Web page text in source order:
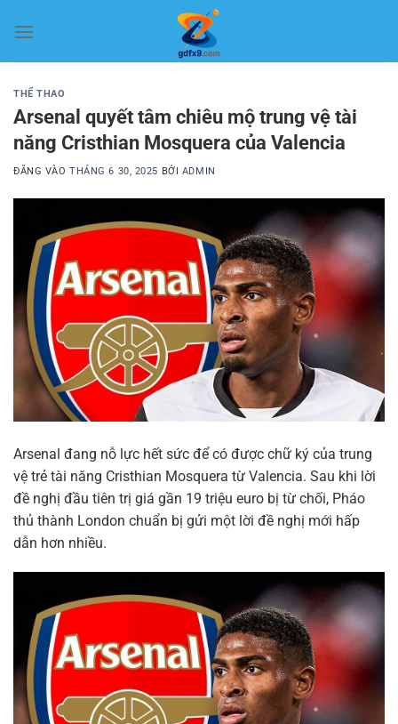
qua
THỂ THAO
Arsenal quyết tâm chiêu mộ trung vệ tài
năng Cristhian Mosquera của Valencia
ĐĂNG VÀOTHÁNG 6 30, 2025 BỞI ADMIN
Arsenal đang nỗ lực hết sức để có được chữ ký của trung
vệ trẻ tài năng Cristhian Mosquera từ Valencia. Sau khi lời
đề nghị đầu tiên trị giá gần 19 triệu euro bị từ chối, Pháo
thủ thành London chuẩn bị gửi một lời đề nghị mới hấp
dẫn hơn nhiều.